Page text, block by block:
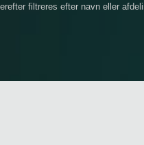
filtreres efter navn eller